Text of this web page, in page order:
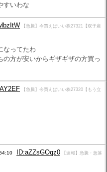
すいわな
【急騰】今買えばいい株27321【双子産
なってたわ
の方が安いからギザギザの方買っ
【急騰】今買えばいい株27320【もう立
ID:aZZsGOqz0
【速報】急騰・急落